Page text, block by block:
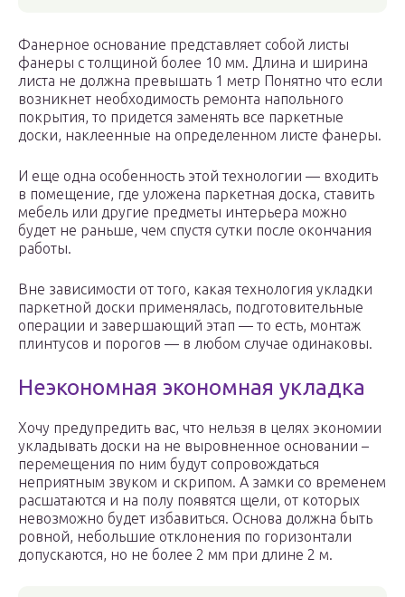
Фанерное основание представляет собой листы
фанеры с толщиной более 10 мм. Длина и ширина
листа не должна превышать 1 метр Понятно что если
возникнет необходимость ремонта напольного
покрытия, то придется заменять все паркетные
доски, наклеенные на определенном листе фанеры.
И еще одна особенность этой технологии — входить
в помещение, где уложена паркетная доска, ставить
мебель или другие предметы интерьера можно
будет не раньше, чем спустя сутки после окончания
работы.
Вне зависимости от того, какая технология укладки
паркетной доски применялась, подготовительные
операции и завершающий этап — то есть, монтаж
плинтусов и порогов — в любом случае одинаковы.
Неэкономная экономная укладка
Хочу предупредить вас, что нельзя в целях экономии
укладывать доски на не выровненное основании –
перемещения по ним будут сопровождаться
неприятным звуком и скрипом. А замки со временем
расшатаются и на полу появятся щели, от которых
невозможно будет избавиться. Основа должна быть
ровной, небольшие отклонения по горизонтали
допускаются, но не более 2 мм при длине 2 м.